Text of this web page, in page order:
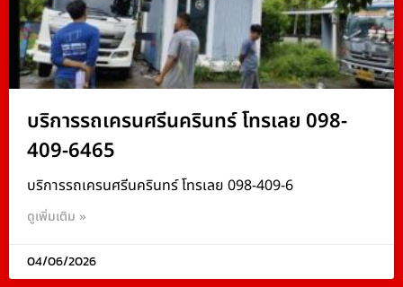
บริการรถเครนศรีนครินทร์ โทรเลย 098-
409-6465
บริการรถเครนศรีนครินทร์ โทรเลย 098-409-6
ดูเพิ่มเติม »
04/06/2026